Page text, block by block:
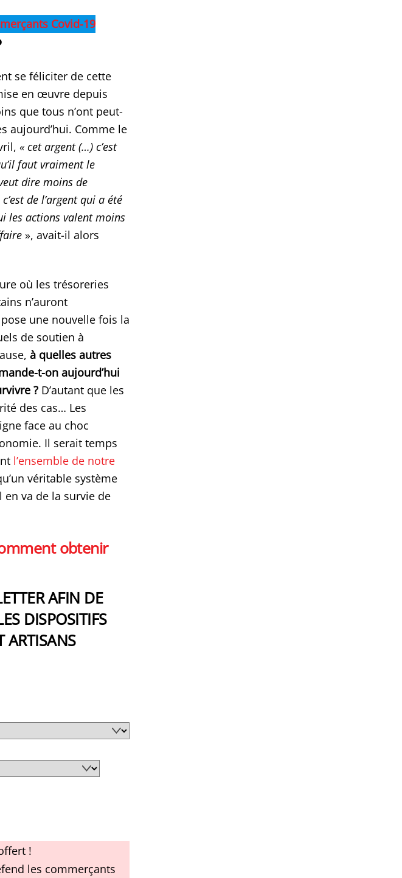
Covid-19
se féliciter de cette
en œuvre depuis
que tous n’ont peut-
aujourd’hui. Comme le
« cet argent (…) c’est
faut vraiment le
dire moins de
de l’argent qui a été
les actions valent moins
», avait-il alors
où les trésoreries
n’auront
une nouvelle fois la
de soutien à
à quelles autres
t-on aujourd’hui
?D’autant que les
des cas… Les
face au choc
Il serait temps
l’ensemble de notre
véritable système
va de la survie de
obtenir
AFIN DE
DISPOSITIFS
ARTISANS
!
les commerçants